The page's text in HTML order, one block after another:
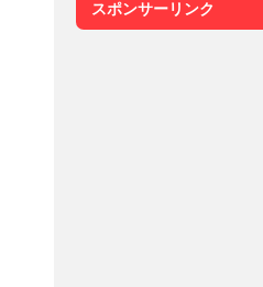
スポンサーリンク